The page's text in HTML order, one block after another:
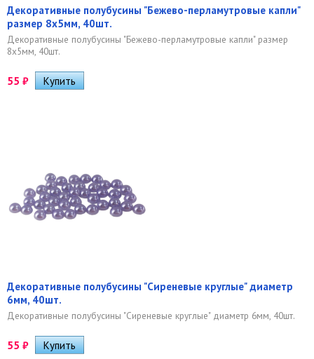
Декоративные полубусины "Бежево-перламутровые капли"
размер 8х5мм, 40шт.
Декоративные полубусины "Бежево-перламутровые капли" размер
8х5мм, 40шт.
55 ₽
Декоративные полубусины "Сиреневые круглые" диаметр
6мм, 40шт.
Декоративные полубусины "Сиреневые круглые" диаметр 6мм, 40шт.
55 ₽